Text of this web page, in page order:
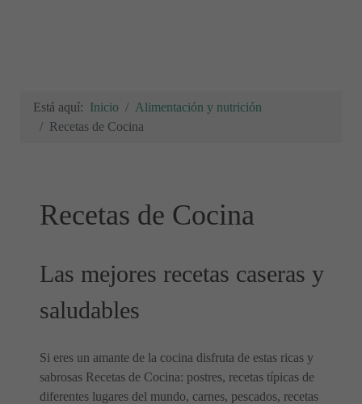
Está aquí: Inicio
Alimentación y nutrición
Recetas de Cocina
Recetas de Cocina
Las mejores recetas caseras y
saludables
Si eres un amante de la cocina disfruta de estas ricas y
sabrosas Recetas de Cocina: postres, recetas típicas de
diferentes lugares del mundo, carnes, pescados, recetas